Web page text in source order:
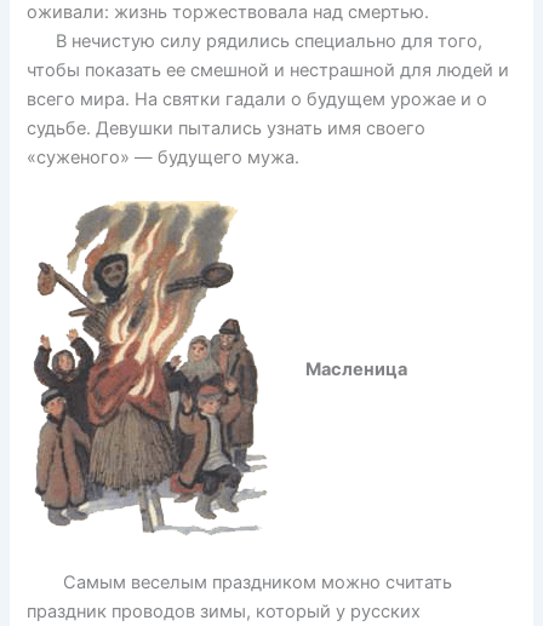
оживали: жизнь торжествовала над смертью.
В нечистую силу рядились специально для того,
чтобы показать ее смешной и нестрашной для людей и
всего мира. На святки гадали о будущем урожае и о
судьбе. Девушки пытались узнать имя своего
«суженого» — будущего мужа.
Масленица
Самым веселым праздником можно считать
праздник проводов зимы, который у русских